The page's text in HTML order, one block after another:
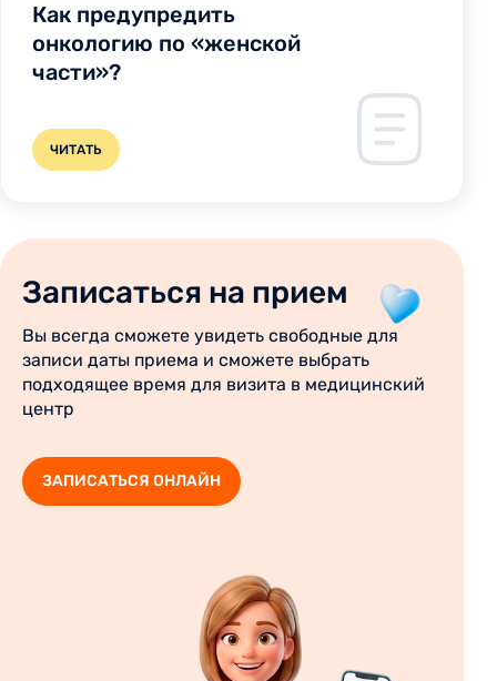
Как предупредить
онкологию по «женской
части»?
ЧИТАТЬ
Записаться на прием
Вы всегда сможете увидеть свободные для
записи даты приема и сможете выбрать
подходящее время для визита в медицинский
центр
ЗАПИСАТЬСЯ ОНЛАЙН